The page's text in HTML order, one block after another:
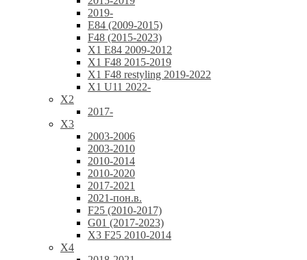
2019-
E84 (2009-2015)
F48 (2015-2023)
X1 E84 2009-2012
X1 F48 2015-2019
X1 F48 restyling 2019-2022
X1 U11 2022-
X2
2017-
X3
2003-2006
2003-2010
2010-2014
2010-2020
2017-2021
2021-пон.в.
F25 (2010-2017)
G01 (2017-2023)
X3 F25 2010-2014
X4